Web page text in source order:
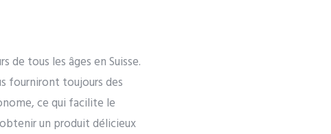
tous les âges en Suisse.
fourniront toujours des
ce qui facilite le
un produit délicieux